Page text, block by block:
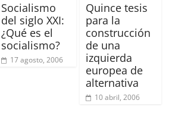
Socialismo
del siglo XXI:
¿Qué es el
socialismo?
17 agosto, 2006
Quince tesis
para la
construcción
de una
izquierda
europea de
alternativa
10 abril, 2006